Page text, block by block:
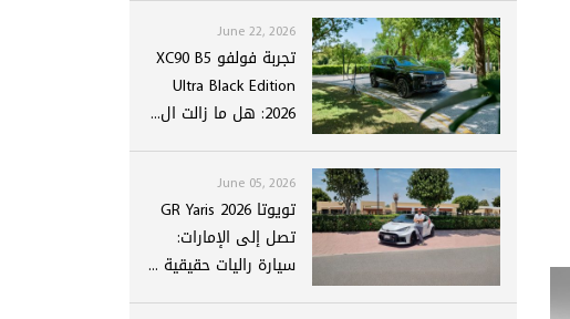
June 22, 2026
تجربة فولفو XC90 B5
Ultra Black Edition
2026: هل ما زالت ال...
June 05, 2026
تويوتا GR Yaris 2026
تصل إلى الإمارات:
سيارة راليات حقيقية ...